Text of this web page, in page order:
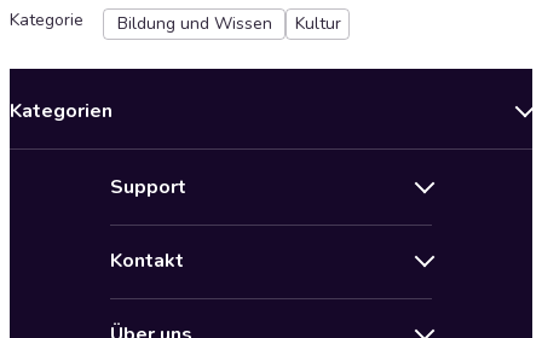
Kategorie
Bildung und Wissen Kultur
Kategorien
Support
AGB für Audioteka Abo
Kontakt